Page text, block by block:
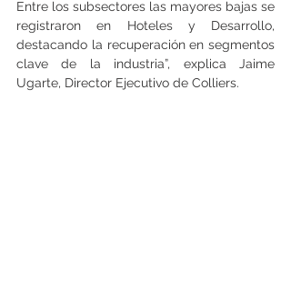
Entre los subsectores las mayores bajas se
registraron en Hoteles y Desarrollo,
destacando la recuperación en segmentos
clave de la industria”, explica Jaime
Ugarte, Director Ejecutivo de Colliers.